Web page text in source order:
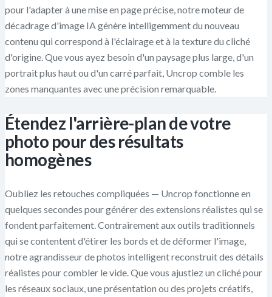
pour l'adapter à une mise en page précise, notre moteur de
décadrage d'image IA génère intelligemment du nouveau
contenu qui correspond à l'éclairage et à la texture du cliché
d'origine. Que vous ayez besoin d'un paysage plus large, d'un
portrait plus haut ou d'un carré parfait, Uncrop comble les
zones manquantes avec une précision remarquable.
Étendez l'arrière-plan de votre
photo pour des résultats
homogènes
Oubliez les retouches compliquées — Uncrop fonctionne en
quelques secondes pour générer des extensions réalistes qui se
fondent parfaitement. Contrairement aux outils traditionnels
qui se contentent d'étirer les bords et de déformer l'image,
notre agrandisseur de photos intelligent reconstruit des détails
réalistes pour combler le vide. Que vous ajustiez un cliché pour
les réseaux sociaux, une présentation ou des projets créatifs,